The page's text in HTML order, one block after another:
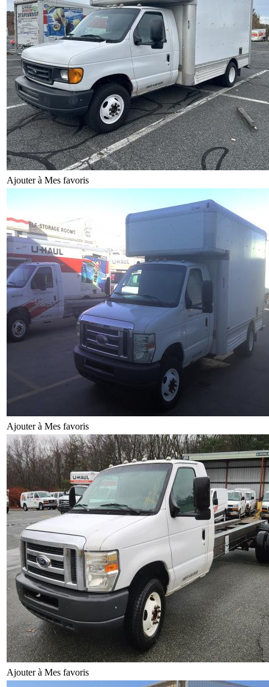
Ajouter à Mes favoris
Ajouter à Mes favoris
Ajouter à Mes favoris